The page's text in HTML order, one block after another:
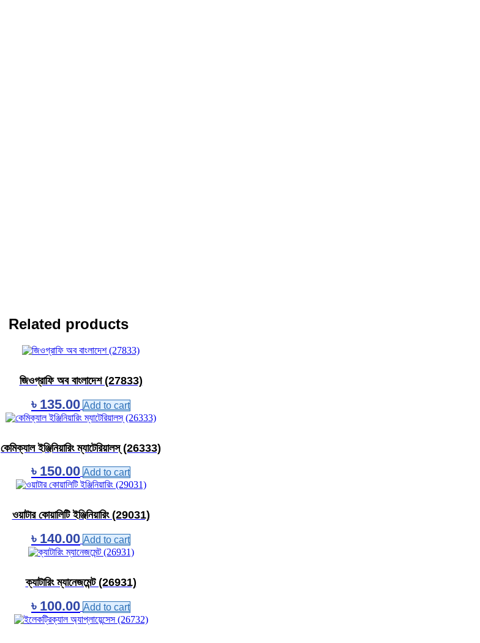
Related products
জিওগ্রাফি অব বাংলাদেশ (27833)
৳ 135.00 Add to cart
কেমিক্যাল ইঞ্জিনিয়ারিং ম্যাটেরিয়ালস্‌ (26333)
৳ 150.00 Add to cart
ওয়াটার কোয়ালিটি ইঞ্জিনিয়ারিং (29031)
৳ 140.00 Add to cart
ক্যাটারিং ম্যানেজমেন্ট (26931)
৳ 100.00 Add to cart